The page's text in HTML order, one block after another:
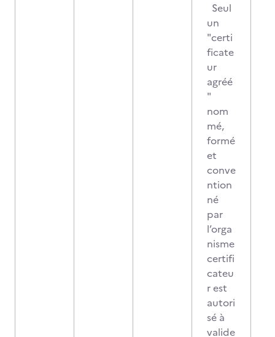
Seul
un
"certi
ficate
ur
agréé
"
nom
mé,
formé
et
conve
ntion
né
par
l’orga
nisme
certifi
cateu
r est
autori
sé à
valide